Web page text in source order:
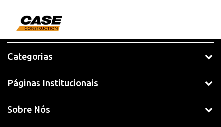
Categorias
Páginas Institucionais
Sobre Nós